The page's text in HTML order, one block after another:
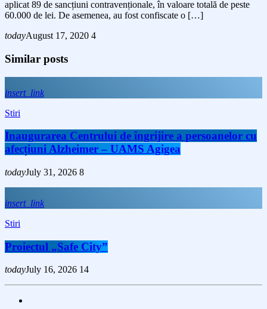
aplicat 89 de sancțiuni contravenționale, în valoare totală de peste
60.000 de lei. De asemenea, au fost confiscate o […]
todayAugust 17, 2020 4
Similar posts
insert_link
Stiri
Inaugurarea Centrului de îngrijire a persoanelor cu
afecțiuni Alzheimer – UAMS Agigea
todayJuly 31, 2026 8
insert_link
Stiri
Proiectul „Safe City”
todayJuly 16, 2026 14